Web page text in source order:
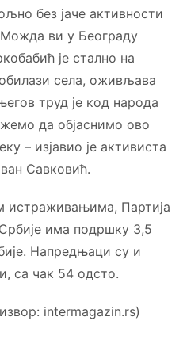
без јаче активности
Можда ви у Београду
је стално на
села, оживљава
труд је код народа
да објаснимо ово
– изјавио је активиста
Савковић.
истраживањима, Партија
има подршку 3,5
Напредњаци су и
са чак 54 одсто.
intermagazin.rs)